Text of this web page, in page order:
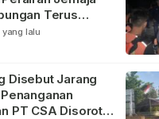
Terus
yang lalu
Disebut Jarang
PT CSA Disorot